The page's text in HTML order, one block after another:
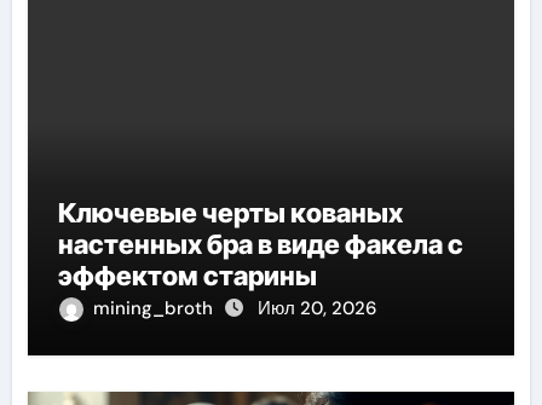
Ключевые черты кованых
настенных бра в виде факела с
эффектом старины
mining_broth Июл 20, 2026